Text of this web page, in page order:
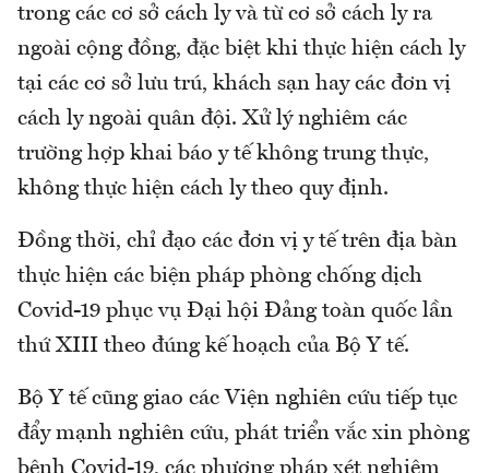
trong các cơ sở cách ly và từ cơ sở cách ly ra
ngoài cộng đồng, đặc biệt khi thực hiện cách ly
tại các cơ sở lưu trú, khách sạn hay các đơn vị
cách ly ngoài quân đội. Xử lý nghiêm các
trường hợp khai báo y tế không trung thực,
không thực hiện cách ly theo quy định.
Đồng thời, chỉ đạo các đơn vị y tế trên địa bàn
thực hiện các biện pháp phòng chống dịch
Covid-19 phục vụ Đại hội Đảng toàn quốc lần
thứ XIII theo đúng kế hoạch của Bộ Y tế.
Bộ Y tế cũng giao các Viện nghiên cứu tiếp tục
đẩy mạnh nghiên cứu, phát triển vắc xin phòng